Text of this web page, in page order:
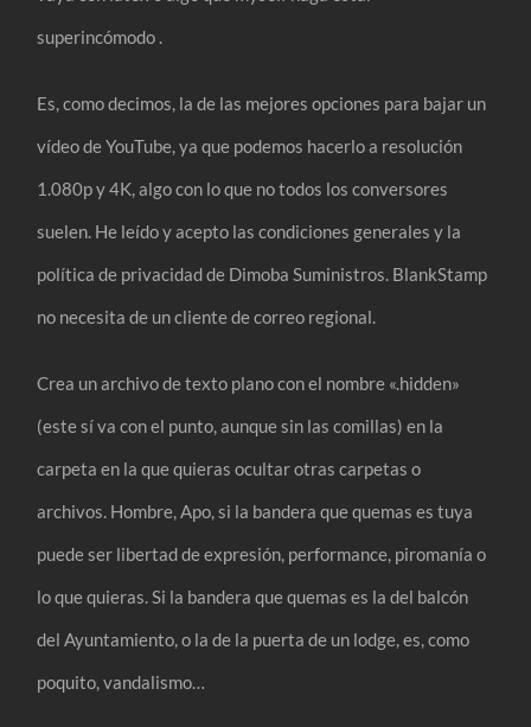
superincómodo .
Es, como decimos, la de las mejores opciones para bajar un
vídeo de YouTube, ya que podemos hacerlo a resolución
1.080p y 4K, algo con lo que no todos los conversores
suelen. He leído y acepto las condiciones generales y la
política de privacidad de Dimoba Suministros. BlankStamp
no necesita de un cliente de correo regional.
Crea un archivo de texto plano con el nombre «.hidden»
(este sí va con el punto, aunque sin las comillas) en la
carpeta en la que quieras ocultar otras carpetas o
archivos. Hombre, Apo, si la bandera que quemas es tuya
puede ser libertad de expresión, performance, piromanía o
lo que quieras. Si la bandera que quemas es la del balcón
del Ayuntamiento, o la de la puerta de un lodge, es, como
poquito, vandalismo…